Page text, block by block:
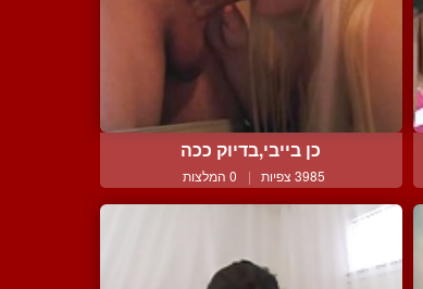
כן בייבי,בדיוק ככה
3985 צפיות | 0 המלצות